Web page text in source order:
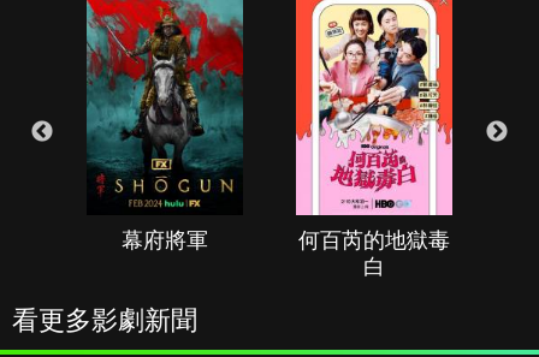
幕府將軍
何百芮的地獄毒
白
看更多影劇新聞